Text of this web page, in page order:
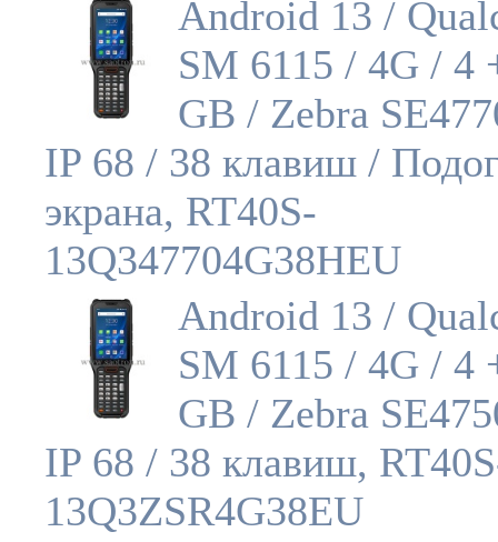
Android 13 /
SM 6115 / 4G / 4
GB / Zebra
IP 68 / 38 клавиш /
экрана, RT40S-
13Q347704G38HEU
Android 13 /
SM 6115 / 4G / 4
GB / Zebra
IP 68 / 38 клавиш,
13Q3ZSR4G38EU